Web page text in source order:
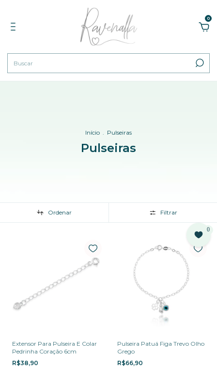
0
Início . Pulseiras
Pulseiras
Ordenar Filtrar
Extensor Para Pulseira E Colar
Pedrinha Coração 6cm
R$38,90
Pulseira Patuá Figa Trevo Olho
Grego
R$66,90
0